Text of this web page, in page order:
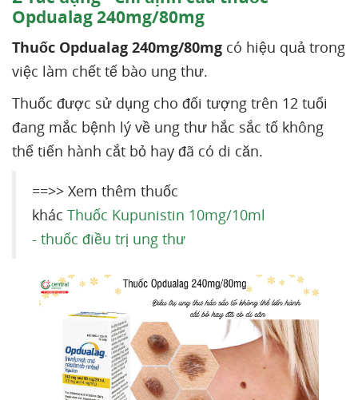
Opdualag 240mg/80mg
Thuốc Opdualag 240mg/80mg có hiệu quả trong
việc làm chết tế bào ung thư.
Thuốc được sử dụng cho đối tượng trên 12 tuổi
đang mắc bệnh lý về ung thư hắc sắc tố không
thể tiến hành cắt bỏ hay đã có di căn.
==>> Xem thêm thuốc
khác Thuốc Kupunistin 10mg/10ml
- thuốc điều trị ung thư